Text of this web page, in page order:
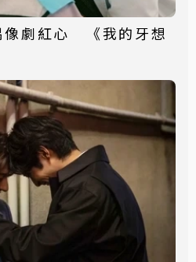
像劇紅心 《我的牙想